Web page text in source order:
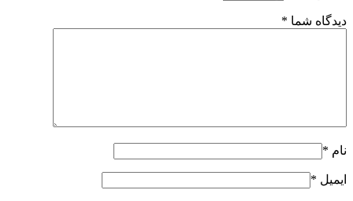
دیدگاه شما *
نام *
ایمیل *